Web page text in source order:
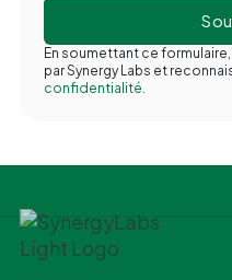
En soumettant ce
par Synergy Labs et
confidentialité.